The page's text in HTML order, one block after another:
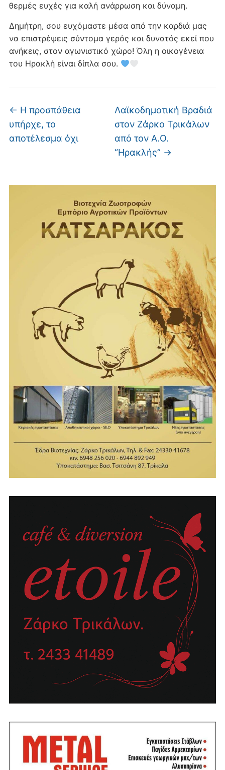
θερμές ευχές για καλή ανάρρωση και δύναμη.
Δημήτρη, σου ευχόμαστε μέσα από την καρδιά μας
να επιστρέψεις σύντομα γερός και δυνατός εκεί που
ανήκεις, στον αγωνιστικό χώρο! Όλη η οικογένεια
του Ηρακλή είναι δίπλα σου.
← Η προσπάθεια
υπήρχε, το
αποτέλεσμα όχι
Λαϊκοδημοτική Βραδιά
στον Ζάρκο Τρικάλων
από τον Α.Ο.
“Ηρακλής” →